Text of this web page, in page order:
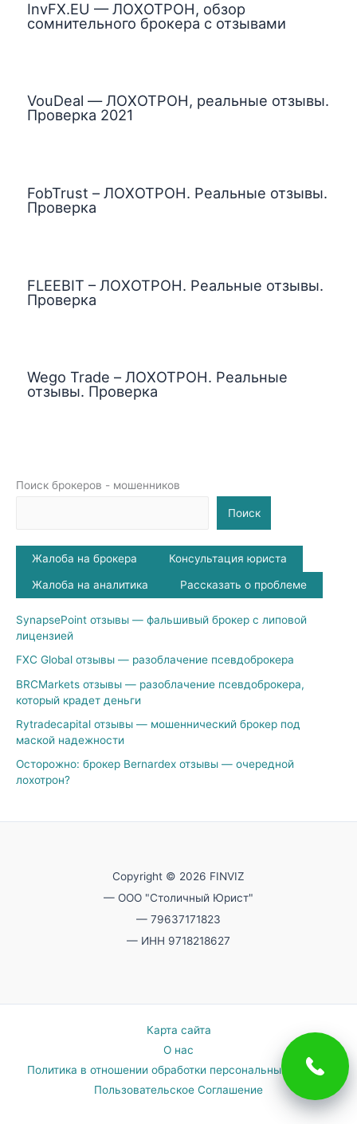
Поиск брокеров - мошенников
Поиск
Жалоба на брокера Консультация юриста
Жалоба на аналитика Рассказать о проблеме
SynapsePoint отзывы — фальшивый брокер с липовой
лицензией
FXC Global отзывы — разоблачение псевдоброкера
BRCMarkets отзывы — разоблачение псевдоброкера,
который крадет деньги
Rytradecapital отзывы — мошеннический брокер под
маской надежности
Осторожно: брокер Bernardex отзывы — очередной
лохотрон?
InvFX.EU — ЛОХОТРОН, обзор
сомнительного брокера с отзывами
VouDeal — ЛОХОТРОН, реальные отзывы.
Проверка 2021
FobTrust – ЛОХОТРОН. Реальные отзывы.
Проверка
FLEEBIT – ЛОХОТРОН. Реальные отзывы.
Проверка
Wego Trade – ЛОХОТРОН. Реальные
отзывы. Проверка
Copyright © 2026 FINVIZ
— ООО "Столичный Юрист"
— 79637171823
— ИНН 9718218627
Карта сайта
О нас
Политика в отношении обработки персональных данных
Пользовательское Соглашение